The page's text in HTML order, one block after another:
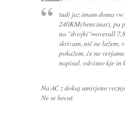
tudi jaz imam doma vw
240KM(bencinar), pa
na ''dvojki''=overall
skrivam, nič ne lažem,
pokažem, če ne
napisal, odvisno kje in
Na AC z dokaj umirjeno
Ne se hecat.